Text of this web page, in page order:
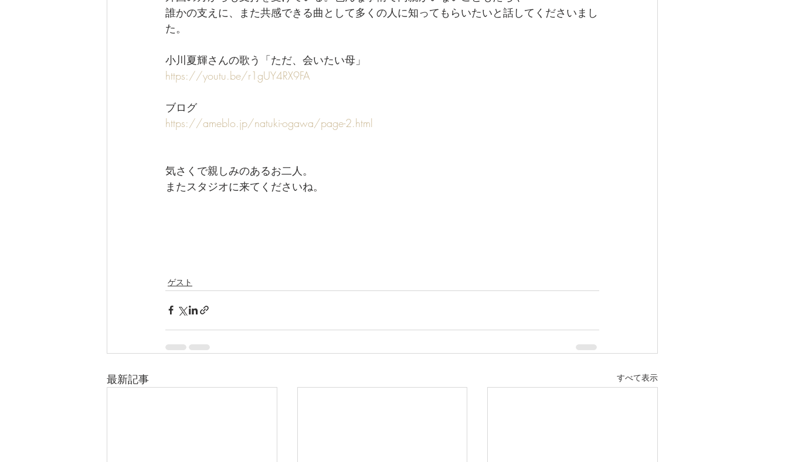
誰かの支えに、また共感できる曲として多くの人に知ってもらいたいと話してくださいまし
た。
小川夏輝さんの歌う「ただ、会いたい母」
https://youtu.be/r1gUY4RX9FA
ブログ
https://ameblo.jp/natuki-ogawa/page-2.html
気さくで親しみのあるお二人。
またスタジオに来てくださいね。
ゲスト
最新記事 すべて表示